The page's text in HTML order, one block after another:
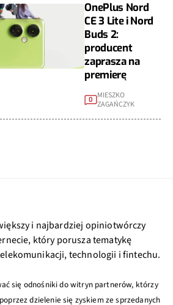
OnePlus Nord
CE 3 Lite i Nord
Buds 2:
producent
zaprasza na
premierę
0
MIESZKO
ZAGAŃCZYK
i najbardziej opiniotwórczy
który porusza tematykę
technologii i fintechu.
się odnośniki do witryn partnerów, którzy
dzielenie się zyskiem ze sprzedanych